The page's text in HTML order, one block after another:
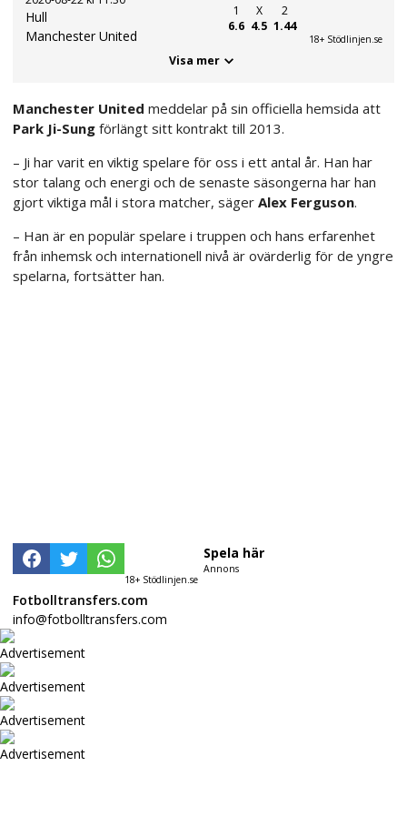
Hull
Manchester United
1
6.6
X
4.5
2
1.44
18+ Stödlinjen.se
Visa mer
Manchester United meddelar på sin officiella hemsida att
Park Ji-Sung förlängt sitt kontrakt till 2013.
– Ji har varit en viktig spelare för oss i ett antal år. Han har
stor talang och energi och de senaste säsongerna har han
gjort viktiga mål i stora matcher, säger Alex Ferguson.
– Han är en populär spelare i truppen och hans erfarenhet
från inhemsk och internationell nivå är ovärderlig för de yngre
spelarna, fortsätter han.
18+ Stödlinjen.se
Spela här
Annons
Fotbolltransfers.com
info@fotbolltransfers.com